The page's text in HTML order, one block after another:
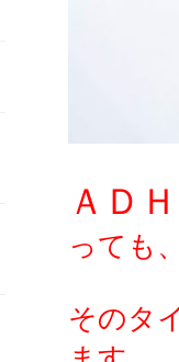
ＡＤ
っても
そのタ